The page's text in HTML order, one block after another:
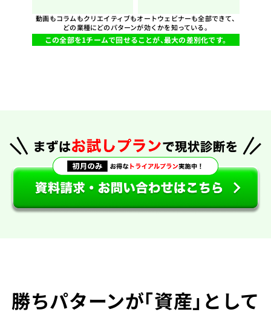
動画もコラムもクリエイティブもオートウェビナーも全部できて、
どの業種にどのパターンが効くかを知っている。
この全部を1チームで回せることが、最大の差別化です。
勝ちパターンが「資産」として